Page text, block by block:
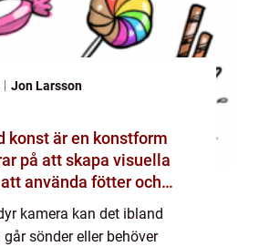
Jon Larsson
konst är en konstform
på att skapa visuella
använda fötter och
för mer traditionella
penslar eller verktyg
kamera kan det ibland
sönder eller behöver